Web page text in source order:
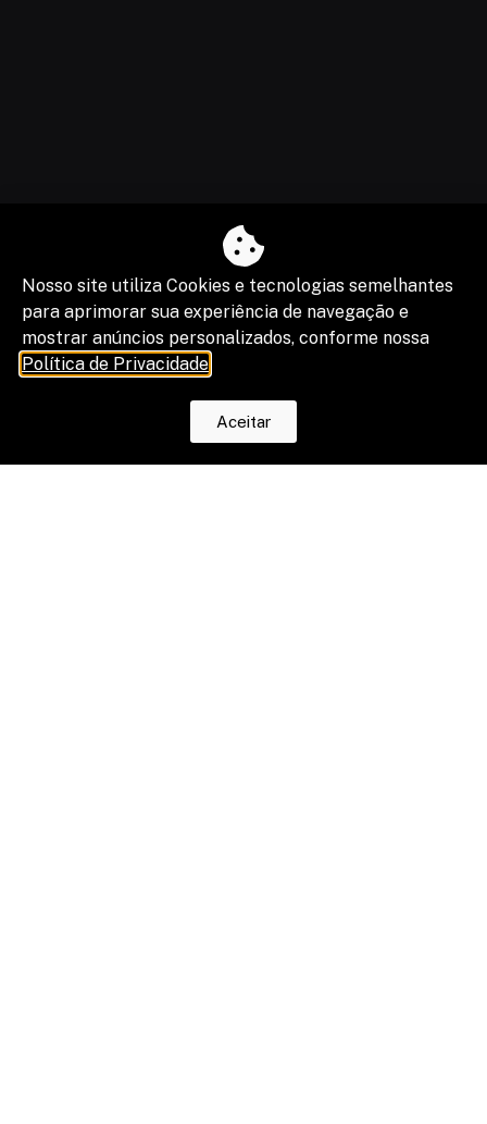
Nosso site utiliza Cookies e tecnologias semelhantes
para aprimorar sua experiência de navegação e
mostrar anúncios personalizados, conforme nossa
Política de Privacidade
Aceitar